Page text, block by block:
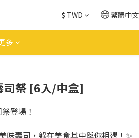
$ TWD 繁體中文
多
司祭 [6入/中盒]
登場！
味壽司，躲在美食其中與你相遇！✨